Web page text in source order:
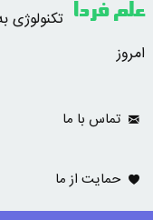
علم فردا
امروز
تماس با ما
حمایت از ما